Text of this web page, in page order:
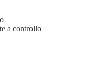
a controllo